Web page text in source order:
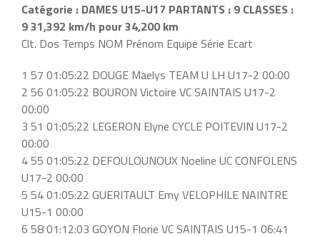
Catégorie : DAMES U15-U17 PARTANTS : 9 CLASSES :
9 31,392 km/h pour 34,200 km
Clt. Dos Temps NOM Prénom Equipe Série Ecart
1 57 01:05:22 DOUGE Maelys TEAM U LH U17-2 00:00
2 56 01:05:22 BOURON Victoire VC SAINTAIS U17-2
00:00
3 51 01:05:22 LEGERON Elyne CYCLE POITEVIN U17-2
00:00
4 55 01:05:22 DEFOULOUNOUX Noeline UC CONFOLENS
U17-2 00:00
5 54 01:05:22 GUERITAULT Emy VELOPHILE NAINTRE
U15-1 00:00
6 58 01:12:03 GOYON Florie VC SAINTAIS U15-1 06:41